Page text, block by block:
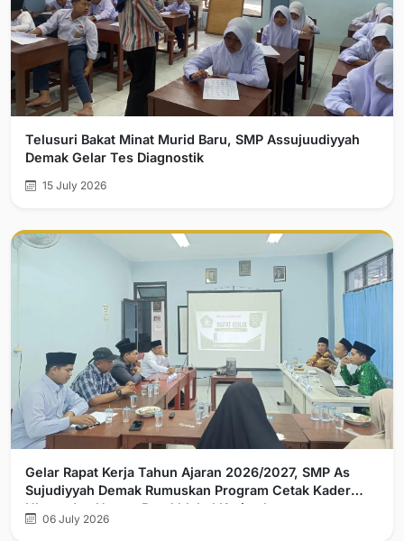
Telusuri Bakat Minat Murid Baru, SMP Assujuudiyyah
Demak Gelar Tes Diagnostik
15 July 2026
Gelar Rapat Kerja Tahun Ajaran 2026/2027, SMP As
Sujudiyyah Demak Rumuskan Program Cetak Kader
Ulama dan Umaro Berakhlakul Karimah
06 July 2026